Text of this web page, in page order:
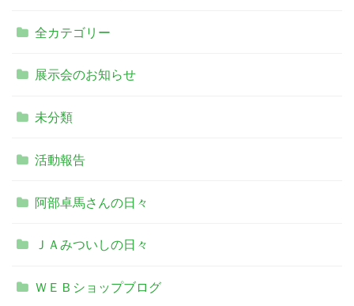
全カテゴリー
展示会のお知らせ
未分類
活動報告
阿部卓馬さんの日々
ＪＡみついしの日々
ＷＥＢショップブログ